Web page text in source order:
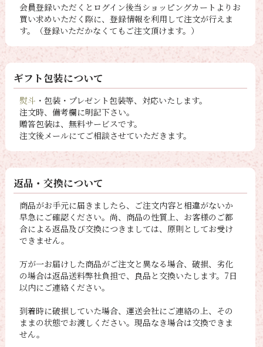
会員登録いただくとログイン後当ショッピングカートよりお
買い求めいただく際に、登録情報を利用して注文が行えま
す。（登録いただかなくてもご注文頂けます。）
ギフト包装について
熨斗 ・包装・プレゼント包装等、対応いたします。
注文時、備考欄に明記下さい。
贈答包装は、無料サービスです。
注文後メールにてご相談させていただきます。
返品・交換について
商品がお手元に届きましたら、ご注文内容と相違がないか
早急にご確認ください。尚、商品の性質上、お客様のご都
合による返品及び交換につきましては、原則としてお受け
できません。
万が一お届けした商品がご注文と異なる場合、破損、劣化
の場合は返品送料弊社負担で、良品と交換いたします。7日
以内にご連絡ください。
到着時に破損していた場合、運送会社にご連絡の上、その
ままの状態でお渡しください。現品なき場合は交換できま
せん。